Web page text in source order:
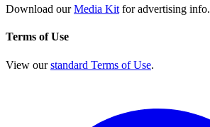
Download ourMedia Kit for advertising info.
Terms of Use
View ourstandard Terms of Use.